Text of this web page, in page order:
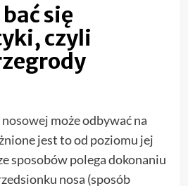
się
czyli
może odbywać na
jest to od poziomu jej
sposobów polega dokonaniu
nosa (sposób